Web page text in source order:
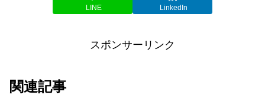
LINE LinkedIn
スポンサーリンク
関連記事